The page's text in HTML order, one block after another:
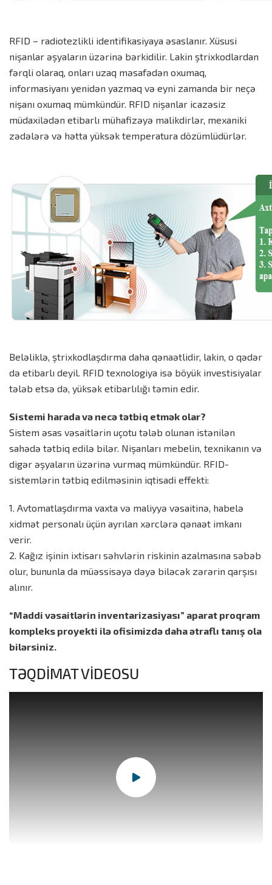
RFID – radiotezlikli identifikasiyaya əsaslanır. Xüsusi
nişanlar əşyaların üzərinə bərkidilir. Lakin ştrixkodlardan
fərqli olaraq, onları uzaq məsafədən oxumaq,
informasiyanı yenidən yazmaq və eyni zamanda bir neçə
nişanı oxumaq mümkündür. RFID nişanlar icazəsiz
müdaxilədən etibarlı mühafizəyə malikdirlər, mexaniki
zədələrə və hətta yüksək temperatura dözümlüdürlər.
Beləliklə, ştrixkodlaşdırma daha qənaətlidir, lakin, o qədər
də etibarlı deyil. RFID texnologiya isə böyük investisiyalar
tələb etsə də, yüksək etibarlılığı təmin edir.
Sistemi harada və necə tətbiq etmək olar?
Sistem əsas vəsaitlərin uçotu tələb olunan istənilən
sahədə tətbiq edilə bilər. Nişanları mebelin, texnikanın və
digər əşyaların üzərinə vurmaq mümkündür. RFID-
sistemlərin tətbiq edilməsinin iqtisadi effekti:
1. Avtomatlaşdırma vaxta və maliyyə vəsaitinə, habelə
xidmət personalı üçün ayrılan xərclərə qənaət imkanı
verir.
2. Kağız işinin ixtisarı səhvlərin riskinin azalmasına səbəb
olur, bununla da müəssisəyə dəyə biləcək zərərin qarşısı
alınır.
“Maddi vəsaitlərin inventarizasiyası” aparat proqram
kompleks proyekti ilə ofisimizdə daha ətraflı tanış ola
bilərsiniz.
TƏQDİMAT VİDEOSU